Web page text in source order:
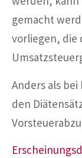
gemacht
vorliegen, die
Anders als
den